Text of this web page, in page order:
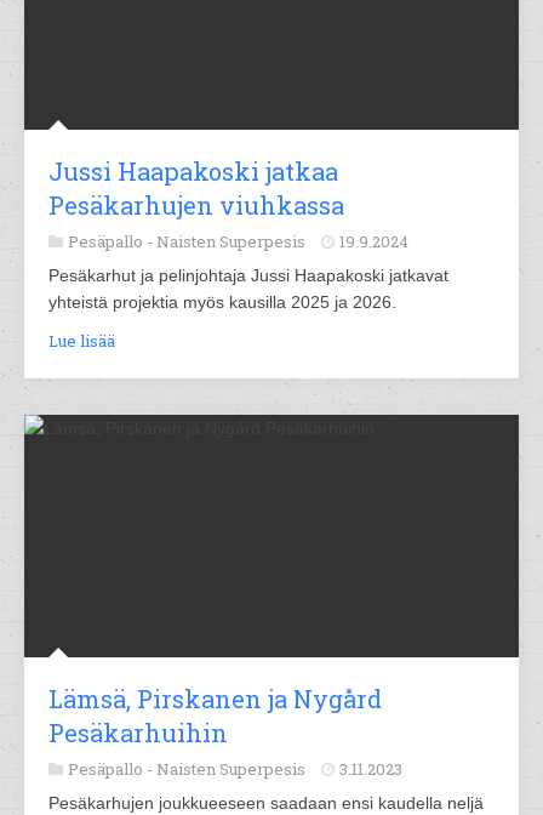
Jussi Haapakoski jatkaa
Pesäkarhujen viuhkassa
Pesäpallo - Naisten Superpesis 19.9.2024
Pesäkarhut ja pelinjohtaja Jussi Haapakoski jatkavat
yhteistä projektia myös kausilla 2025 ja 2026.
Lue lisää
Lämsä, Pirskanen ja Nygård
Pesäkarhuihin
Pesäpallo - Naisten Superpesis 3.11.2023
Pesäkarhujen joukkueeseen saadaan ensi kaudella neljä